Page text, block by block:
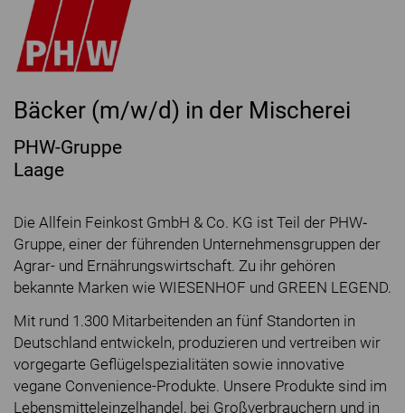
Initiative
Kontakt
Bäcker (m/w/d) in der Mischerei
PHW-Gruppe
Laage
Die Allfein Feinkost GmbH & Co. KG ist Teil der PHW‐
Gruppe, einer der führenden Unternehmensgruppen der
Agrar- und Ernährungswirtschaft. Zu ihr gehören
bekannte Marken wie WIESENHOF und GREEN LEGEND.
Mit rund 1.300 Mitarbeitenden an fünf Standorten in
Deutschland entwickeln, produzieren und vertreiben wir
vorgegarte Geflügelspezialitäten sowie innovative
vegane Convenience-Produkte. Unsere Produkte sind im
Lebensmitteleinzelhandel, bei Großverbrauchern und in